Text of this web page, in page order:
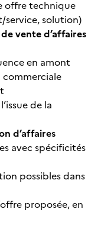
offre technique
solution)
vente d’affaires
en amont
commerciale
de la
d’affaires
avec spécificités
possibles dans
proposée, en